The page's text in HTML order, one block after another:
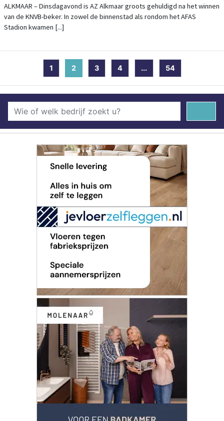
ALKMAAR – Dinsdagavond is AZ Alkmaar groots gehuldigd na het winnen
van de KNVB-beker. In zowel de binnenstad als rondom het AFAS
Stadion kwamen [...]
1 2(current)
3 4 ... 54